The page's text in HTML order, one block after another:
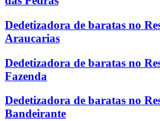
Dedetizadora de baratas no
Araucarias
Dedetizadora de baratas no
Fazenda
Dedetizadora de baratas no
Bandeirante